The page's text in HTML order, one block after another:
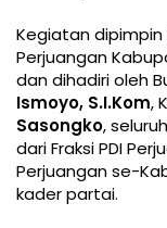
Kegiatan dipimpin
Perjuangan
dan dihadiri oleh
Ismoyo, S.I.Kom,
Sasongko,
dari Fraksi PDI
Perjuangan se-
kader partai.